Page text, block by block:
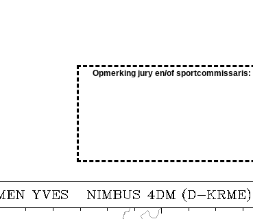
Opmerking jury en/of sportcommissaris: